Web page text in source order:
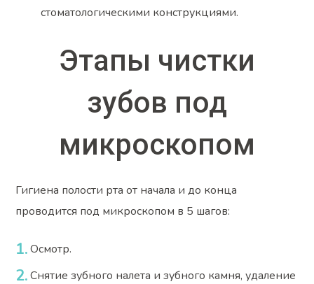
стоматологическими конструкциями.
Этапы чистки
зубов под
микроскопом
Гигиена полости рта от начала и до конца
проводится под микроскопом в 5 шагов:
Осмотр.
Снятие зубного налета и зубного камня, удаление